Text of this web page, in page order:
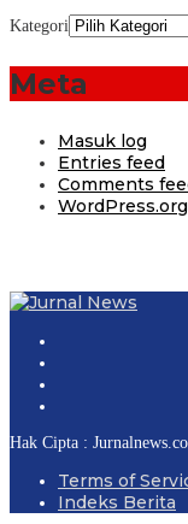
Kategori
Meta
Masuk log
Entries feed
Comments
WordPress.org
Hak Cipta :
Terms of
Indeks Berita